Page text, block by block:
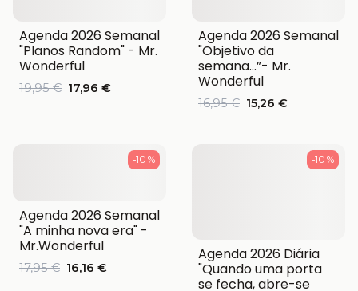
Agenda 2026 Semanal
"Planos Random" - Mr.
Wonderful
19,95 € 17,96 €
Agenda 2026 Semanal
"Objetivo da
semana…”- Mr.
Wonderful
16,95 € 15,26 €
-10 %
Agenda 2026 Semanal
"A minha nova era" -
Mr.Wonderful
17,95 € 16,16 €
-10 %
Agenda 2026 Diária
"Quando uma porta
se fecha, abre-se